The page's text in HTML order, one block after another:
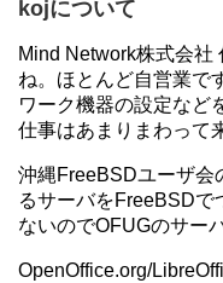
kojについて
Mind Network株式会社
ね。ほとんど自営業で
ワーク機器の設定など
仕事はあまりまわって
沖縄FreeBSDユーザ会
るサーバをFreeBSDで
ないのでOFUGのサー
OpenOffice.org/